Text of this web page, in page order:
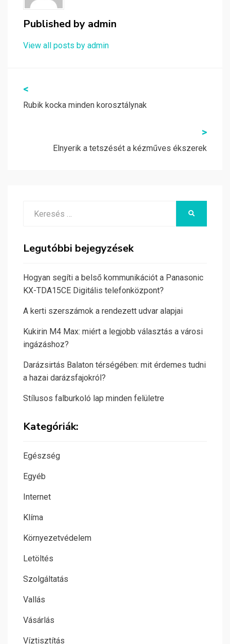
Published by admin
View all posts by admin
Bejegyzés
navigáció
<
Rubik kocka minden korosztálynak
>
Elnyerik a tetszését a kézműves ékszerek
Legutóbbi bejegyzések
Hogyan segíti a belső kommunikációt a Panasonic
KX-TDA15CE Digitális telefonközpont?
A kerti szerszámok a rendezett udvar alapjai
Kukirin M4 Max: miért a legjobb választás a városi
ingázáshoz?
Darázsirtás Balaton térségében: mit érdemes tudni
a hazai darázsfajokról?
Stílusos falburkoló lap minden felületre
Kategóriák:
Egészség
Egyéb
Internet
Klíma
Környezetvédelem
Letöltés
Szolgáltatás
Vallás
Vásárlás
Víztisztítás